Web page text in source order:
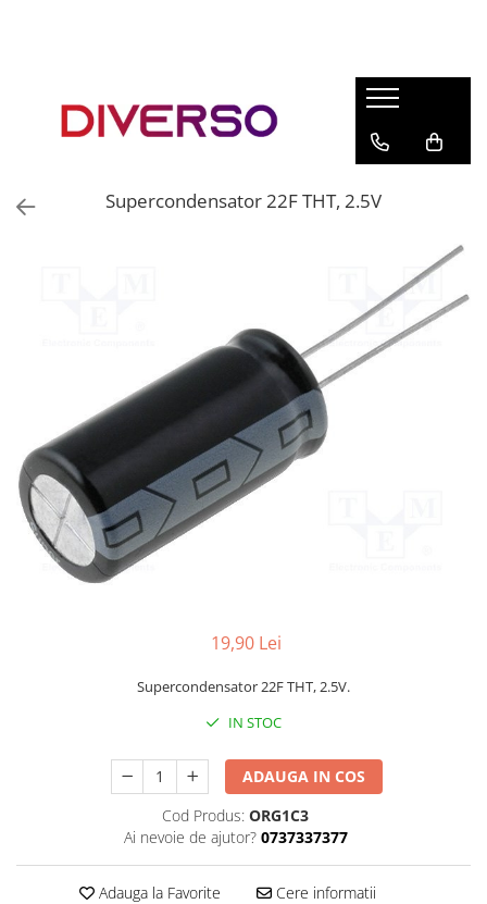
ASA
MULTIMATERIAL
Supercondensator 22F THT, 2.5V
19,90 Lei
Supercondensator 22F THT, 2.5V.
IN STOC
ADAUGA IN COS
Cod Produs: ORG1C3
Ai nevoie de ajutor? 0737337377
Adauga la Favorite Cere informatii